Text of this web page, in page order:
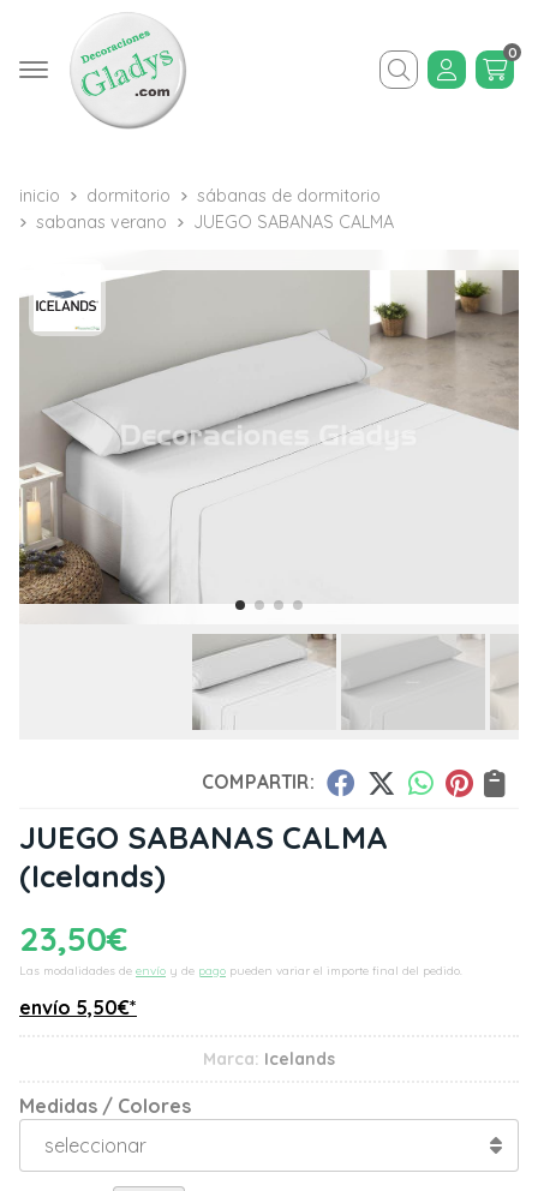
Buscar
0
inicio dormitorio
sábanas de dormitorio
sabanas verano
JUEGO SABANAS CALMA
COMPARTIR:
JUEGO SABANAS CALMA
(Icelands)
23,50€
Las modalidades de envío y de pago pueden variar el importe final del pedido.
envío 5,50€*
Marca: Icelands
Medidas / Colores